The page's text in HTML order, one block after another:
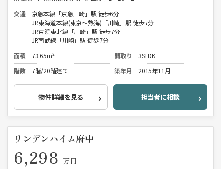
交通
京急本線「京急川崎」駅 徒歩6分
JR東海道本線(東京～熱海)「川崎」駅 徒歩7分
JR京浜東北線「川崎」駅 徒歩7分
JR南武線「川崎」駅 徒歩7分
面積
73.65m² 間取り
3SLDK
階数
7階/20階建て 築年月 2015年11月
物件詳細を見る 担当者に相談
リンデンハイム府中
6,298 万円